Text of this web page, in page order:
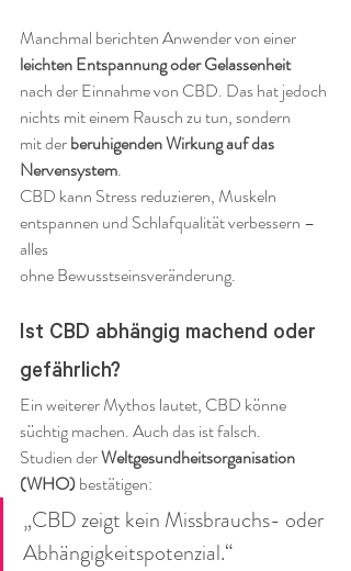
Manchmal berichten Anwender von einer
leichten Entspannung oder Gelassenheit
nach der Einnahme von CBD. Das hat jedoch
nichts mit einem Rausch zu tun, sondern
mit der beruhigenden Wirkung auf das
Nervensystem.
CBD kann Stress reduzieren, Muskeln
entspannen und Schlafqualität verbessern –
alles
ohne Bewusstseinsveränderung.
Ist CBD abhängig machend oder
gefährlich?
Ein weiterer Mythos lautet, CBD könne
süchtig machen. Auch das ist falsch.
Studien der Weltgesundheitsorganisation
(WHO) bestätigen:
„CBD zeigt kein Missbrauchs- oder
Abhängigkeitspotenzial.“